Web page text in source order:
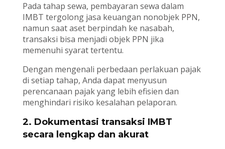
Pada tahap sewa, pembayaran sewa dalam
IMBT tergolong jasa keuangan nonobjek PPN,
namun saat aset berpindah ke nasabah,
transaksi bisa menjadi objek PPN jika
memenuhi syarat tertentu.
Dengan mengenali perbedaan perlakuan pajak
di setiap tahap, Anda dapat menyusun
perencanaan pajak yang lebih efisien dan
menghindari risiko kesalahan pelaporan.
2. Dokumentasi transaksi IMBT
secara lengkap dan akurat